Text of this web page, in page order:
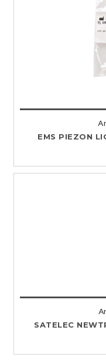
EMS PIEZON
SATELEC